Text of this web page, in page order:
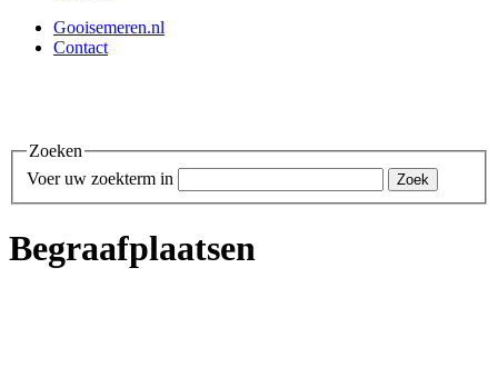
Gooisemeren.nl
Contact
Zoeken
Voer uw zoekterm in
Begraafplaatsen